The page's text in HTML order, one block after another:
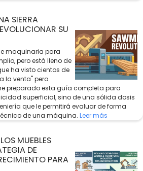
SIERRA
SU
maquinaria para
pero está lleno de
ha visto cientos de
la venta" pero
preparado esta guía completa para
superficial, sino de una sólida dosis
que le permitirá evaluar de forma
de una máquina. Leer más
MUEBLES
DE
PARA